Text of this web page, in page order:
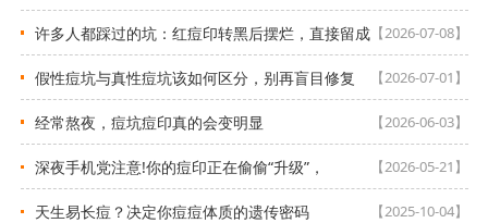
许多人都踩过的坑：红痘印转黑后摆烂，直接留成 【2026-07-08】
假性痘坑与真性痘坑该如何区分，别再盲目修复 【2026-07-01】
经常熬夜，痘坑痘印真的会变明显 【2026-06-03】
深夜手机党注意!你的痘印正在偷偷“升级”， 【2026-05-21】
天生易长痘？决定你痘痘体质的遗传密码 【2025-10-04】